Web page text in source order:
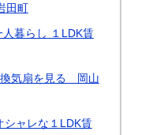
田町
暮らし １LDK賃
気扇を見る 岡山
シャレな１LDK賃